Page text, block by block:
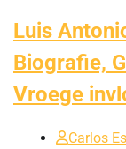
Luis
Biografie,
Vroege
Carlos